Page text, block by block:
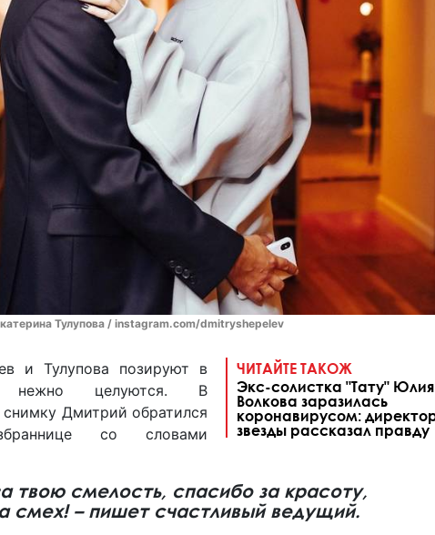
Тулупова / instagram.com/dmitryshepelev
ЧИТАЙТЕ ТАКОЖ
Экс-солистка "Тату" Юлия
Волкова заразилась
коронавирусом:
звезды рассказал правду
и Тулупова позируют в
нежно целуются. В
Дмитрий обратился
со словами
твою смелость, спасибо за красоту,
смех! – пишет счастливый ведущий.